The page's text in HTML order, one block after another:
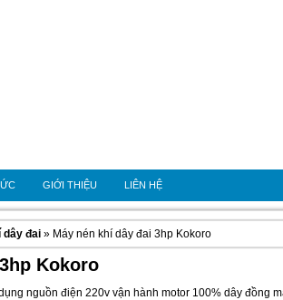
GIỚI THIỆU LIÊN HỆ
dây đai » Máy nén khí dây đai 3hp Kokoro
Kokoro
nguồn điện 220v vận hành motor 100% dây đồng